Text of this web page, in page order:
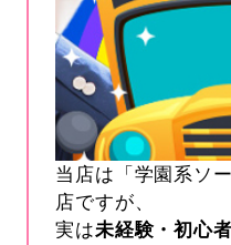
当店は「学園系ソ
店ですが、
実は未経験・初心